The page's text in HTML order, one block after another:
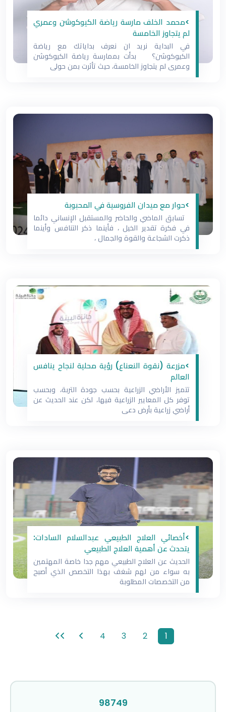
>محمد الخلف مارسة رياضة الكيوكوشن وعمري
لم يتجاوز الخامسة
في البداية نريد ان نعرف بداياتك مع رياضة
الكيوكوشن؟ بدأت بممارسة رياضة الكيوكوشن
وعمري لم يتجاوز الخامسة، حيث تأثرت بمن حولي
>حوار مع ميدان الفروسية في المحبوبة
تسابق الماضي والحاضر والمستقبل الإنساني دائما
في فكرة تقدير الخيل ، فأينما ذكر التنافس وأينما
ذكرت الشجاعة والقوة والجمال ،
>مزرعة (نقوة النعناع) رؤية محلية لنجاح ينافس
العالم
تتميز الأراضي الزراعية بحسب جودة التربة، وبحسب
توفر كل المعايير الزراعية فيها، لكن عند الحديث عن
أراضي زراعية بأرض دعى
>أخصائي العلاج الطبيعي عبدالسلام السادات:
يتحدث عن أهمية العلاج الطبيعي
الحديث عن العلاج الطبيعي مهم جدا خاصة المهتمين
به سواء من لهم شغف بهذا التخصص الذي أصبح
من التخصصات المطلوبة
1
2
3
4
98749